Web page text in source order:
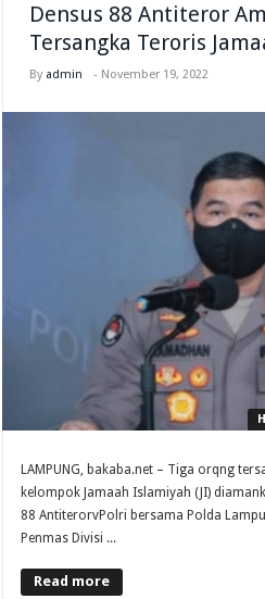
Densus 88 Antiteror
Tersangka Teroris
By admin - November 19, 2022
LAMPUNG, bakaba.net – Tiga orqng
kelompok Jamaah Islamiyah (JI)
88 AntiterorvPolri bersama Polda
Penmas Divisi ...
Read more